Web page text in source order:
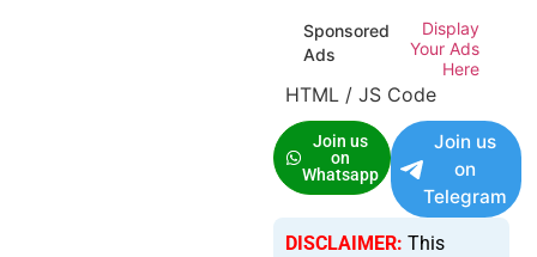
Sponsored
Ads
Display
Your Ads
Here
HTML / JS Code
Join us
on
Whatsapp
Join us
on
Telegram
DISCLAIMER: This